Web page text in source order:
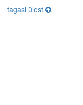
tagasi ülest